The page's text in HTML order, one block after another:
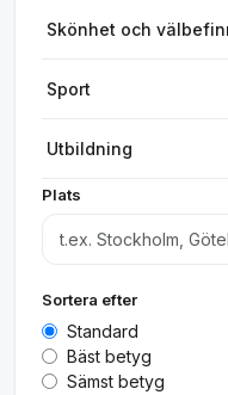
Skönhet och
Sport
Utbildning
Plats
Sortera efter
Standard
Bäst betyg
Sämst betyg